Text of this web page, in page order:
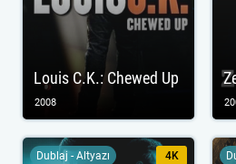
Louis C.K.: Chewed Up
2008
Dublaj - Altyazı 4K